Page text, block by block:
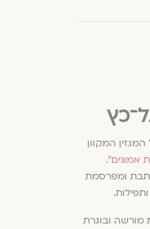
המקוון
אמונים״.
ומפרסמת
ובוגרת